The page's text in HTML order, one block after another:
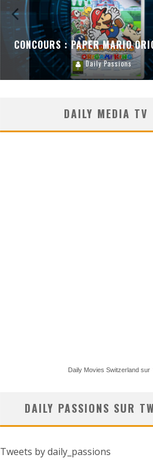
CONCOURS : PAPER MARIO
Daily Passions
DAILY MEDIA TV
Daily Movies Switzerland sur
DAILY PASSIONS SUR
Tweets by daily_passions